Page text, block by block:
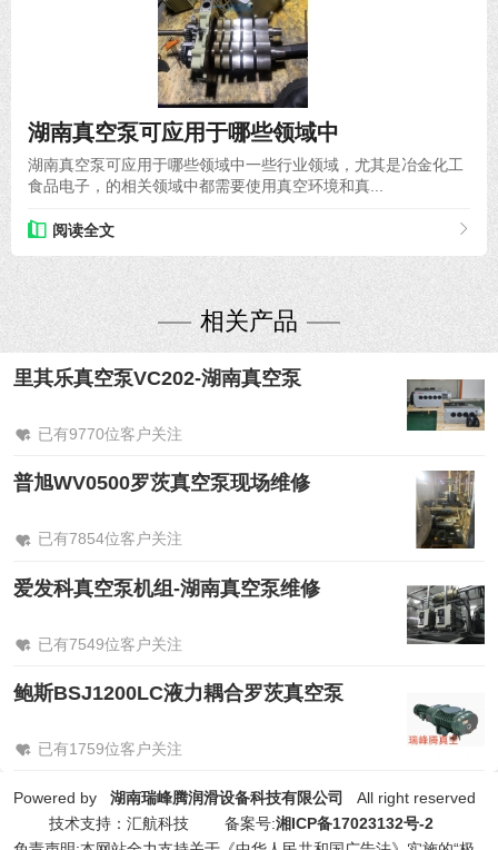
湖南真空泵可应用于哪些领域中
湖南真空泵可应用于哪些领域中一些行业领域，尤其是冶金化工
食品电子，的相关领域中都需要使用真空环境和真...
阅读全文
相关产品
里其乐真空泵VC202-湖南真空泵
已有9770位客户关注
普旭WV0500罗茨真空泵现场维修
已有7854位客户关注
爱发科真空泵机组-湖南真空泵维修
已有7549位客户关注
鲍斯BSJ1200LC液力耦合罗茨真空泵
已有1759位客户关注
Powered by 湖南瑞峰腾润滑设备科技有限公司
All right reserved
技术支持：汇航科技 备案号:湘ICP备17023132号-2